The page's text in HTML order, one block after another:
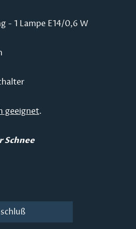
- 1 Lampe E14/0,6 W
geeignet.
Schnee